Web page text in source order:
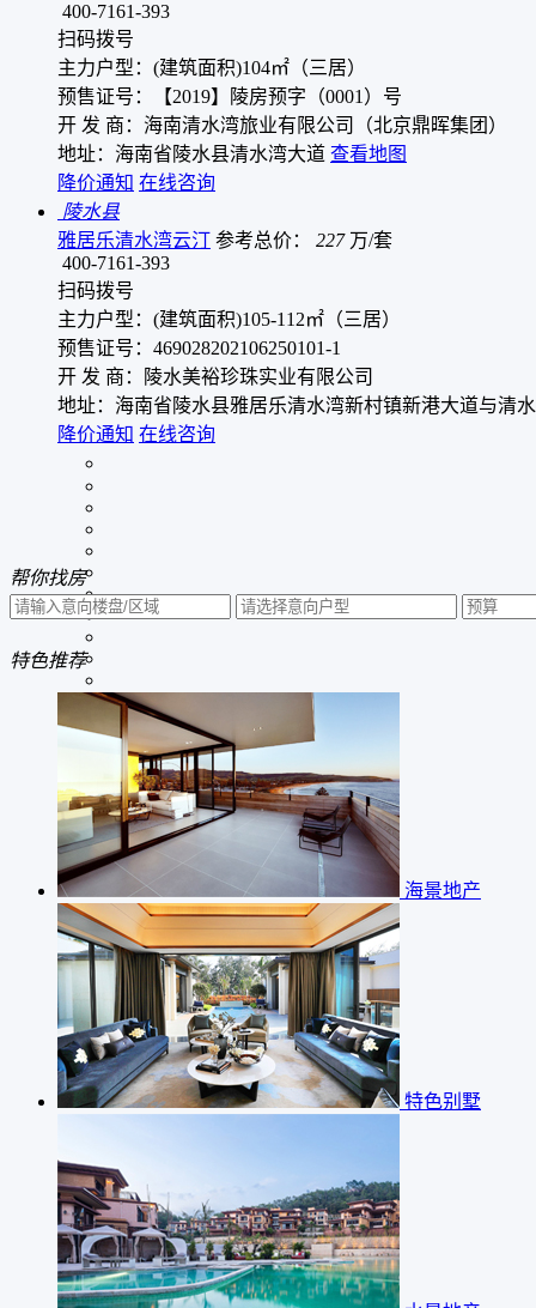
400-7161-393
扫码拨号
主力户型：(建筑面积)104㎡（三居）
预售证号：【2019】陵房预字（0001）号
开 发 商：海南清水湾旅业有限公司（北京鼎晖集团）
地址：海南省陵水县清水湾大道 查看地图
降价通知 在线咨询
陵水县
雅居乐清水湾云汀 参考总价： 227万/套
400-7161-393
扫码拨号
主力户型：(建筑面积)105-112㎡（三居）
预售证号：469028202106250101-1
开 发 商：陵水美裕珍珠实业有限公司
地址：海南省陵水县雅居乐清水湾新村镇新港大道与清
降价通知 在线咨询
帮你找房
特色推荐
海景地产
特色别墅